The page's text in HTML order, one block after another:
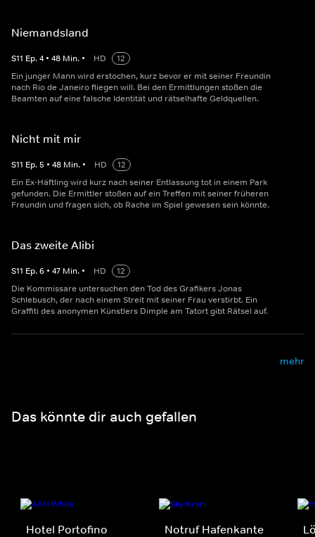
Niemandsland
S11 Ep.4 • 48 Min. • HD
12
Ein junger Mann wird erstochen, kurz bevor er mit seiner Freundin
nach Rio de Janeiro fliegen will. Bei den Ermittlungen stoßen die
Beamten auf eine falsche Identität und rätselhafte Geldquellen.
Nicht mit mir
S11 Ep.5 • 48 Min. • HD
12
Ein Ex-Häftling wird kurz nach seiner Entlassung tot in einem Park
gefunden. Die Ermittler stoßen auf ein Treffen mit seiner früheren
Freundin und fragen sich, ob Rache im Spiel gewesen sein könnte.
Das zweite Alibi
S11 Ep.6 • 47 Min. • HD
12
Die Kommissare untersuchen den Tod des Grafikers Jonas
Schlebusch, der nach einem Streit mit seiner Frau verstirbt. Ein
Graffiti des anonymen Künstlers Dimple am Tatort gibt Rätsel auf.
mehr
Das könnte dir auch gefallen
Hotel Portofino Notruf Hafenkante